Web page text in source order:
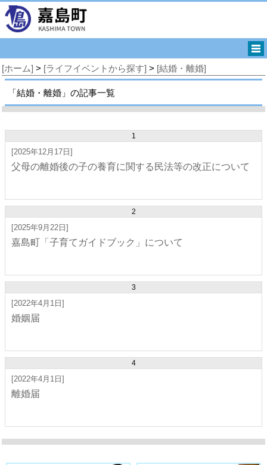
[ホーム] > [ライフイベントから探す] > [結婚・離婚]
「結婚・離婚」の記事一覧
1
[2025年12月17日]
父母の離婚後の子の養育に関する民法等の改正について
2
[2025年9月22日]
嘉島町「子育てガイドブック」について
3
[2022年4月1日]
婚姻届
4
[2022年4月1日]
離婚届